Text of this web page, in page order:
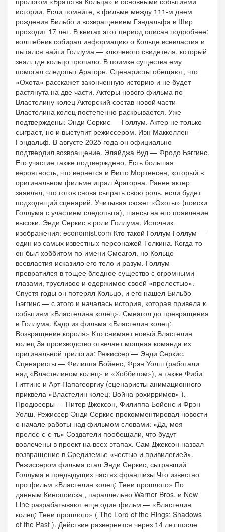
истории. Если помните, в фильме между 111-м днем
рождения Бильбо и возвращением Гэндальфа в Шир
проходит 17 лет. В книгах этот период описан подробнее:
волшебник собирал информацию о Кольце всевластия и
пытался найти Голлума — ключевого свидетеля, который
знал, где кольцо пропало. В поимке существа ему
помогал следопыт Арагорн. Сценаристы обещают, что
«Охота» расскажет законченную историю и не будет
растянута на две части. Актеры нового фильма по
Властелину колец Актерский состав новой части
Властелина колец постепенно раскрывается. Уже
подтверждены: Энди Серкис — Голлум. Актер не только
сыграет, но и выступит режиссером. Иэн Маккеллен —
Гэндальф. В августе 2025 года он официально
подтвердил возвращение. Элайджа Вуд — Фродо Бэггинс.
Его участие также подтверждено. Есть большая
вероятность, что вернется и Вигго Мортенсен, который в
оригинальном фильме играл Арагорна. Ранее актер
заявлял, что готов снова сыграть свою роль, если будет
подходящий сценарий. Учитывая сюжет «Охоты» (поиски
Голлума с участием следопыта), шансы на его появление
высоки. Энди Серкис в роли Голлума. Источник
изображения: economist.com Кто такой Голлум Голлум —
один из самых известных персонажей Толкина. Когда-то
он был хоббитом по имени Смеагол, но Кольцо
всевластия исказило его тело и разум. Голлум
превратился в тощее бледное существо с огромными
глазами, трусливое и одержимое своей «прелестью».
Спустя годы он потерял Кольцо, и его нашел Бильбо
Бэггинс — с этого и началась история, которая привела к
событиям «Властелина колец». Смеагол до превращения
в Голлума. Кадр из фильма «Властелин колец:
Возвращение короля» Кто снимает новый Властелин
колец За производство отвечает мощная команда из
оригинальной трилогии: Режиссер — Энди Серкис.
Сценаристы — Филиппа Бойенс, Фрэн Уолш (работали
над «Властелином колец» и «Хоббитом»), а также Фиби
Гиттинс и Арт Папагеоргиу (сценаристы анимационного
приквела «Властелин колец: Война рохирримов» ).
Продюсеры — Питер Джексон, Филиппа Бойенс и Фрэн
Уолш. Режиссер Энди Серкис прокомментировал новости
о начале работы над фильмом словами: «Да, моя
прелес-с-с-ть» Создатели пообещали, что будут
вовлечены в проект на всех этапах. Сам Джексон назвал
возвращение в Средиземье «честью и привилегией».
Режиссером фильма стал Энди Серкис, сыгравший
Голлума в предыдущих частях франшизы Что известно
про фильм «Властелин колец: Тени прошлого» По
данным Кинопоиска , параллельно Warner Bros. и New
Line разрабатывают еще один фильм — «Властелин
колец: Тени прошлого» ( The Lord of the Rings: Shadows
of the Past ). Действие развернется через 14 лет после